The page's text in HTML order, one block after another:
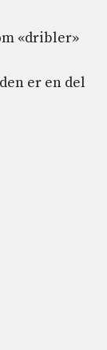
«dribler»
er en del